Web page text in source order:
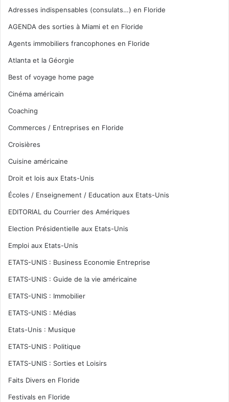
Adresses indispensables (consulats…) en Floride
AGENDA des sorties à Miami et en Floride
Agents immobiliers francophones en Floride
Atlanta et la Géorgie
Best of voyage home page
Cinéma américain
Coaching
Commerces / Entreprises en Floride
Croisières
Cuisine américaine
Droit et lois aux Etats-Unis
Écoles / Enseignement / Education aux Etats-Unis
EDITORIAL du Courrier des Amériques
Election Présidentielle aux Etats-Unis
Emploi aux Etats-Unis
ETATS-UNIS : Business Economie Entreprise
ETATS-UNIS : Guide de la vie américaine
ETATS-UNIS : Immobilier
ETATS-UNIS : Médias
Etats-Unis : Musique
ETATS-UNIS : Politique
ETATS-UNIS : Sorties et Loisirs
Faits Divers en Floride
Festivals en Floride